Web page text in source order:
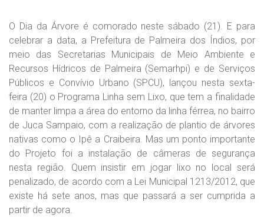
O Dia da Árvore é comorado neste sábado (21). E para
celebrar a data, a Prefeitura de Palmeira dos Índios, por
meio das Secretarias Municipais de Meio Ambiente e
Recursos Hídricos de Palmeira (Semarhpi) e de Serviços
Públicos e Convívio Urbano (SPCU), lançou nesta sexta-
feira (20) o Programa Linha sem Lixo, que tem a finalidade
de manter limpa a área do entorno da linha férrea, no bairro
de Juca Sampaio, com a realização de plantio de árvores
nativas como o Ipê a Craibeira. Mas um ponto importante
do Projeto foi a instalação de câmeras de segurança
nesta região. Quem insistir em jogar lixo no local será
penalizado, de acordo com a Lei Municipal 1213/2012, que
existe há sete anos, mas que passará a ser cumprida a
partir de agora.